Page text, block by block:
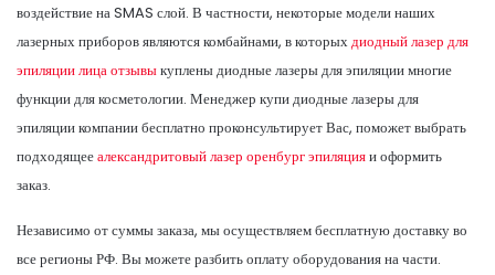
воздействие на SMAS слой. В частности, некоторые модели наших
лазерных приборов являются комбайнами, в которыхдиодный лазер для
эпиляции лица отзывыкуплены диодные лазеры для эпиляции многие
функции для косметологии. Менеджер купи диодные лазеры для
эпиляции компании бесплатно проконсультирует Вас, поможет выбрать
подходящееалександритовый лазер оренбург эпиляцияи оформить
заказ.
Независимо от суммы заказа, мы осуществляем бесплатную доставку во
все регионы РФ. Вы можете разбить оплату оборудования на части.